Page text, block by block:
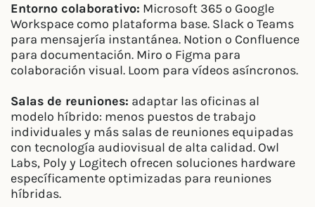
Entorno colaborativo: Microsoft 365 o Google
Workspace como plataforma base. Slack o Teams
para mensajería instantánea. Notion o Confluence
para documentación. Miro o Figma para
colaboración visual. Loom para vídeos asíncronos.
Salas de reuniones: adaptar las oficinas al
modelo híbrido: menos puestos de trabajo
individuales y más salas de reuniones equipadas
con tecnología audiovisual de alta calidad. Owl
Labs, Poly y Logitech ofrecen soluciones hardware
específicamente optimizadas para reuniones
híbridas.